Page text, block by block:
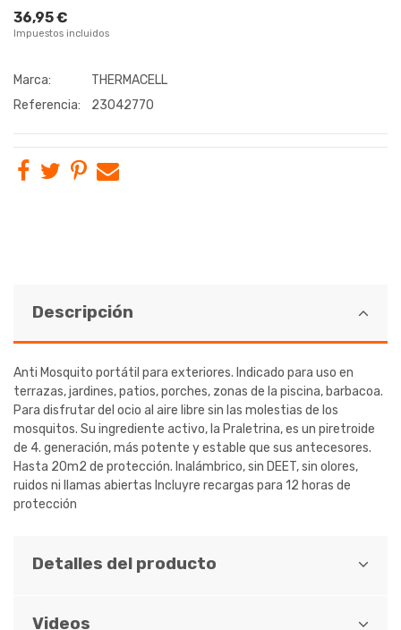
36,95 €
Impuestos incluidos
Marca:
THERMACELL
Referencia:
23042770
Descripción
Anti Mosquito portátil para exteriores. Indicado para uso en
terrazas, jardines, patios, porches, zonas de la piscina, barbacoa.
Para disfrutar del ocio al aire libre sin las molestias de los
mosquitos. Su ingrediente activo, la Praletrina, es un piretroide
de 4. generación, más potente y estable que sus antecesores.
Hasta 20m2 de protección. Inalámbrico, sin DEET, sin olores,
ruidos ni llamas abiertas Incluyre recargas para 12 horas de
protección
Detalles del producto
Videos